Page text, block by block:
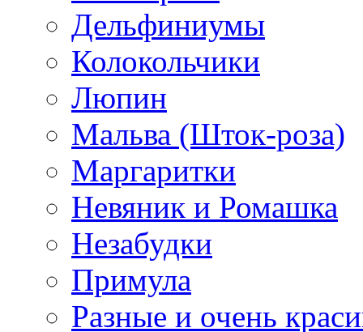
Дельфиниумы
Колокольчики
Люпин
Мальва (Шток-роза)
Маргаритки
Невяник и Ромашка
Незабудки
Примула
Разные и очень